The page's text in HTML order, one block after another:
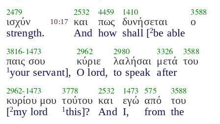
2479
ισχύν
strength.
10:17
2532
και
And
4459
πως
how
1410
δυνήσεται
shall [2be able
3588
ο
3816-1473
παις σου
1 your servant],
2962
κύριε
O lord,
2980
λαλήσαι
to speak
3326
μετά
after
3588
του
2962-1473
κυρίου μου
[2my lord
3778
τούτου
1 this]?
2532
και
And
1473
εγώ
I,
575
από
from
3588
του
the